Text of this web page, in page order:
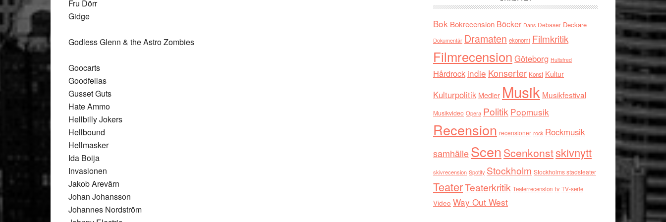
Fru Dörr
Gidge
Godless Glenn & the Astro Zombies
Goocarts
Goodfellas
Gusset Guts
Hate Ammo
Hellbilly Jokers
Hellbound
Hellmasker
Ida Boija
Invasionen
Jakob Arevärn
Johan Johansson
Johannes Nordström
Bok Bokrecension Böcker Dans Debaser Deckare
Dokumentär Dramaten ekonomi Filmkritik
Filmrecension Göteborg Hultsfred
Hårdrock indie Konserter Konst Kultur
Kulturpolitik Medier Musik Musikfestival
Musikvideo Opera Politik Popmusik
Recension recensioner rock Rockmusik
samhälleScen Scenkonstskivnytt
skivrecension Spotify Stockholm Stockholms stadsteater
TeaterTeaterkritik Teaterrecension tv TV-serie
Video Way Out West